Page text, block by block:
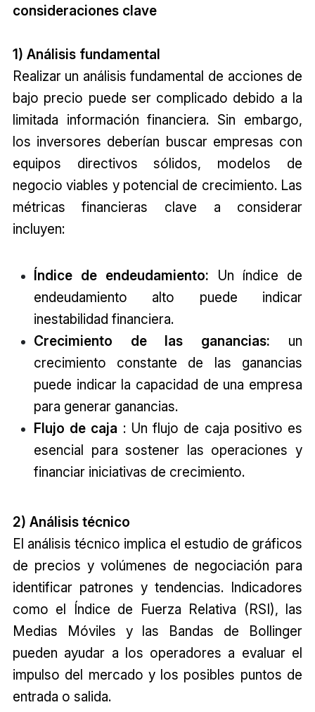
consideraciones clave
1) Análisis fundamental
Realizar un análisis fundamental de acciones de
bajo precio puede ser complicado debido a la
limitada información financiera. Sin embargo,
los inversores deberían buscar empresas con
equipos directivos sólidos, modelos de
negocio viables y potencial de crecimiento. Las
métricas financieras clave a considerar
incluyen:
Índice de endeudamiento: Un índice de
endeudamiento alto puede indicar
inestabilidad financiera.
Crecimiento de las ganancias: un
crecimiento constante de las ganancias
puede indicar la capacidad de una empresa
para generar ganancias.
Flujo de caja : Un flujo de caja positivo es
esencial para sostener las operaciones y
financiar iniciativas de crecimiento.
2) Análisis técnico
El análisis técnico implica el estudio de gráficos
de precios y volúmenes de negociación para
identificar patrones y tendencias. Indicadores
como el Índice de Fuerza Relativa (RSI), las
Medias Móviles y las Bandas de Bollinger
pueden ayudar a los operadores a evaluar el
impulso del mercado y los posibles puntos de
entrada o salida.